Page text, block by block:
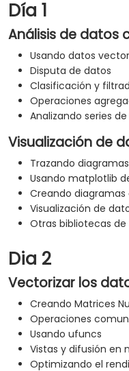
Día 1
Análisis de datos
Usando datos
Disputa de datos
Clasificación y
Operaciones
Analizando series
Visualización de
Trazando
Usando matplotlib
Creando diagramas
Visualización de
Otras bibliotecas
Dia 2
Vectorizar los
Creando Matrices
Operaciones
Usando ufuncs
Vistas y difusión en
Optimizando el